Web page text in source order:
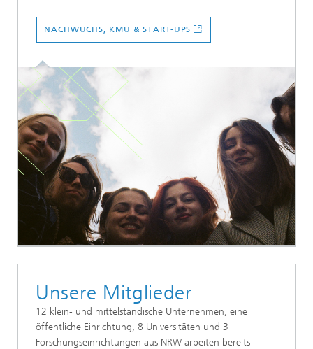
NACHWUCHS, KMU & START-UPS
Unsere Mitglieder
12 klein- und mittelständische Unternehmen, eine
öffentliche Einrichtung, 8 Universitäten und 3
Forschungseinrichtungen aus NRW arbeiten bereits